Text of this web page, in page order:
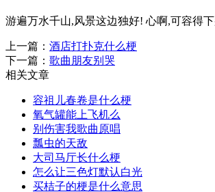
游遍万水千山,风景这边独好! 心啊,可容得
上一篇： 酒店打扑克什么梗
下一篇： 歌曲朋友别哭
相关文章
容祖儿春卷是什么梗
氧气罐能上飞机么
别伤害我歌曲原唱
瓢虫的天敌
大司马厅长什么梗
怎么让三色灯默认白光
买桔子的梗是什么意思